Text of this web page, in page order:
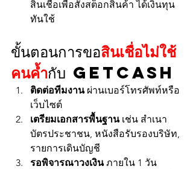
สินเชื่อเพื่อสั่งสต็อกสินค้า ได้เงินทุน
ทันใช้
ขั้นตอนการขอสินเชื่อไม่ใช้
คนค้ำกับ GETCASH
ติดต่อทีมงาน ผ่านเบอร์โทรศัพท์หรือ
เว็บไซต์
เตรียมเอกสารพื้นฐาน เช่น สำเนา
บัตรประชาชน, หนังสือรับรองบริษัท,
รายการเดินบัญชี
รอพิจารณาวงเงิน ภายใน 1 วัน